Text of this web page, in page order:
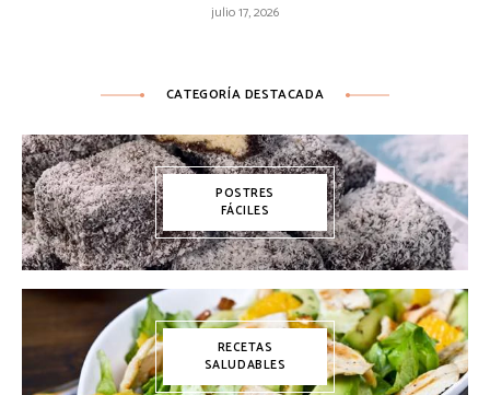
julio 17, 2026
CATEGORÍA DESTACADA
POSTRES
FÁCILES
RECETAS
SALUDABLES